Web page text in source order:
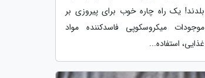
بلدند! یک راه چاره خوب برای پیروزی بر
موجودات میکروسکوپی فاسدکننده مواد
غذایی، استفاده...